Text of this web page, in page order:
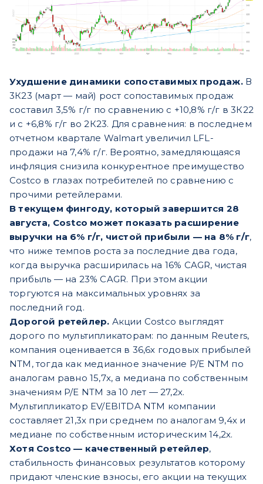
Ухудшение динамики сопоставимых продаж. В
3К23 (март — май) рост сопоставимых продаж
составил 3,5% г/г по сравнению с +10,8% г/г в 3К22
и с +6,8% г/г во 2К23. Для сравнения: в последнем
отчетном квартале Walmart увеличил LFL-
продажи на 7,4% г/г. Вероятно, замедляющаяся
инфляция снизила конкурентное преимущество
Costco в глазах потребителей по сравнению с
прочими ретейлерами.
В текущем фингоду, который завершится 28
августа, Costco может показать расширение
выручки на 6% г/г, чистой прибыли — на 8% г/г,
что ниже темпов роста за последние два года,
когда выручка расширилась на 16% CAGR, чистая
прибыль — на 23% CAGR. При этом акции
торгуются на максимальных уровнях за
последний год.
Дорогой ретейлер. Акции Costco выглядят
дорого по мультипликаторам: по данным Reuters,
компания оценивается в 36,6х годовых прибылей
NTM, тогда как медианное значение P/E NTM по
аналогам равно 15,7х, а медиана по собственным
значениям P/E NTM за 10 лет — 27,2х.
Мультипликатор EV/EBITDA NTM компании
составляет 21,3х при среднем по аналогам 9,4х и
медиане по собственным историческим 14,2х.
Хотя Costco — качественный ретейлер,
стабильность финансовых результатов которому
придают членские взносы, его акции на текущих